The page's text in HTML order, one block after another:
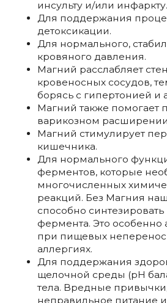
инсульту и/или инфаркту.
Для поддержания
детоксикации.
Для нормального,
кровяного давления.
Магний расслабляет
кровеносных сосудов,
борясь с гипертонией и
Магний также помогает
варикозном
Магний стимулирует
кишечника.
Для нормального
ферментов, которые
многочисленных
реакций. Без Магния
способно
фермента. Это особенно
при пищевых
аллергиях.
Для поддержания
щелочной среды (pH
тела. Вредные привычки,
неправильное питание и